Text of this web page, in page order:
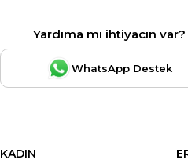
Yardıma mı ihtiyacın var?
WhatsApp Destek
KADIN